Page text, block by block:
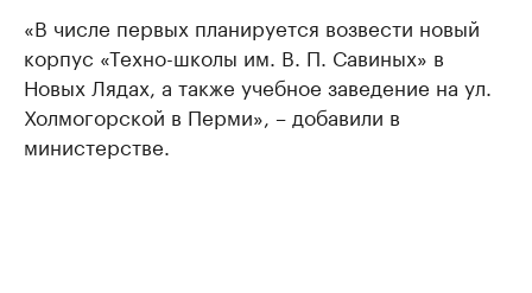
«В числе первых планируется возвести новый
корпус «Техно-школы им. В. П. Савиных» в
Новых Лядах, а также учебное заведение на ул.
Холмогорской в Перми», – добавили в
министерстве.